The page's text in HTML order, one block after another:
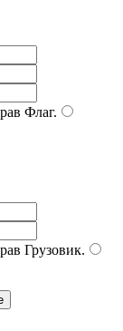
Флаг.
Грузовик.